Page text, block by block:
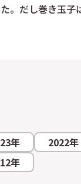
だし巻き玉
年 2022年
年